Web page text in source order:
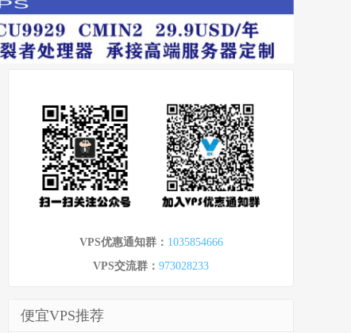
VPS优惠通知群： 1035854666
VPS交流群： 973028233
便宜VPS推荐